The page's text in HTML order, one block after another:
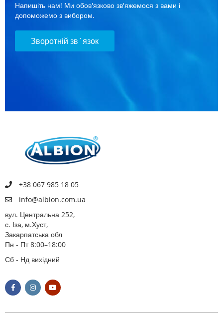
Напишіть нам! Ми обов'язково зв'яжемося з вами і
допоможемо з вибором.
Зворотній зв`язок
+38 067 985 18 05
info@albion.com.ua
вул. Центральна 252,
с. Іза, м.Хуст,
Закарпатська обл
Пн - Пт 8:00–18:00
Сб - Нд вихідний